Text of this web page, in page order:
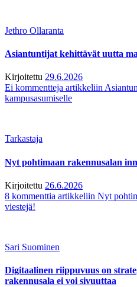
Jethro Ollaranta
Asiantuntijat kehittävät uutta
Kirjoitettu 29.6.2026
Ei kommentteja artikkeliin
kampusasumiselle
Tarkastaja
Nyt pohtimaan rakennusalan
Kirjoitettu 26.6.2026
8 kommenttia artikkeliin Nyt
viestejä!
Sari Suominen
Digitaalinen riippuvuus on
rakennusala ei voi sivuuttaa